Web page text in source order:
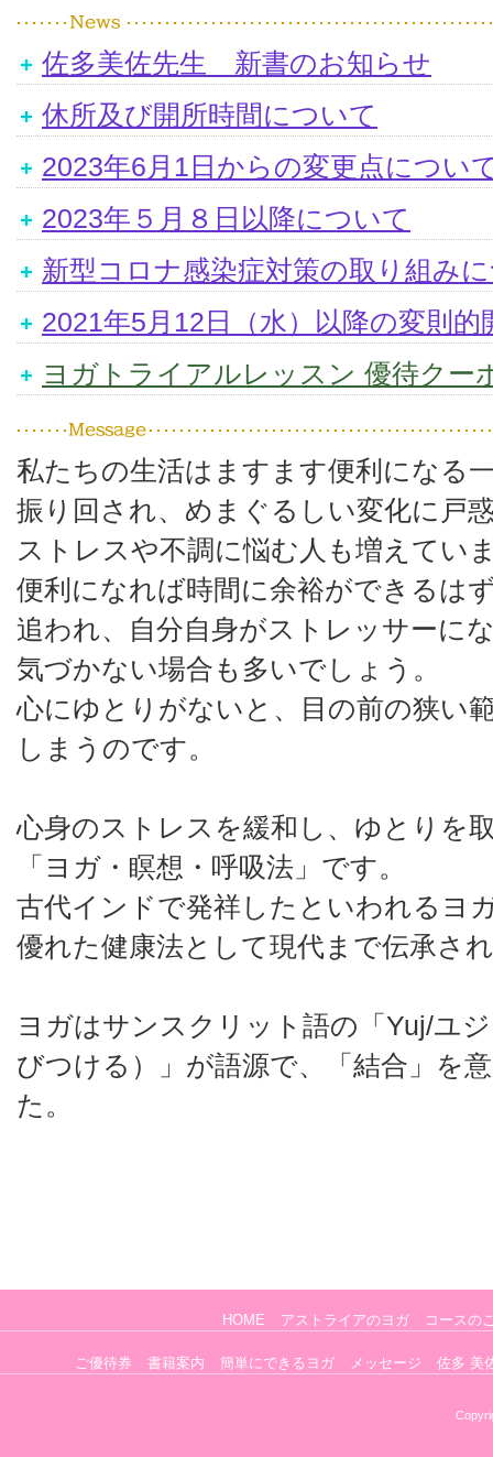
佐多美佐先生 新書のお知らせ
休所及び開所時間について
2023年6月1日からの変更点につい
2023年５月８日以降について
新型コロナ感染症対策の取り組み
2021年5月12日（水）以降の変則
ヨガトライアルレッスン 優待クー
私たちの生活はますます便利になる
振り回され、めまぐるしい変化に戸
ストレスや不調に悩む人も増えてい
便利になれば時間に余裕ができるは
追われ、自分自身がストレッサーに
気づかない場合も多いでしょう。
心にゆとりがないと、目の前の狭い
しまうのです。
心身のストレスを緩和し、ゆとりを
「ヨガ・瞑想・呼吸法」です。
古代インドで発祥したといわれるヨ
優れた健康法として現代まで伝承さ
ヨガはサンスクリット語の「Yuj/ユ
びつける）」が語源で、「結合」を
た。
HOME アストライアのヨガ コースの
ご優待券 書籍案内 簡単にできるヨガ メッセージ 佐多 美